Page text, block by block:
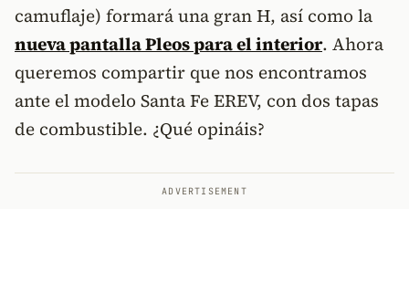
camuflaje) formará una gran H, así como la
nueva pantalla Pleos para el interior. Ahora
queremos compartir que nos encontramos
ante el modelo Santa Fe EREV, con dos tapas
de combustible. ¿Qué opináis?
ADVERTISEMENT